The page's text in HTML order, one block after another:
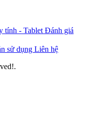
tính - Tablet Đánh giá
sử dụng Liên hệ